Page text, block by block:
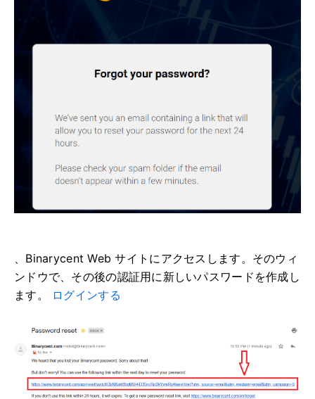
、Binarycent Web サイトにアクセスします。 そのウィ
ンドウで、その後の認証用に新しいパスワードを作成し
ます。
ログインする